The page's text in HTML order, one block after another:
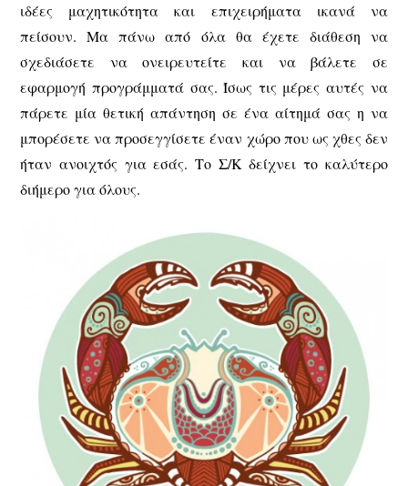
ιδέες μαχητικότητα και επιχειρήματα ικανά να
πείσουν. Μα πάνω από όλα θα έχετε διάθεση να
σχεδιάσετε να ονειρευτείτε και να βάλετε σε
εφαρμογή προγράμματά σας. Ίσως τις μέρες αυτές να
πάρετε μία θετική απάντηση σε ένα αίτημά σας η να
μπορέσετε να προσεγγίσετε έναν χώρο που ως χθες δεν
ήταν ανοιχτός για εσάς. Το Σ/Κ δείχνει το καλύτερο
διήμερο για όλους.